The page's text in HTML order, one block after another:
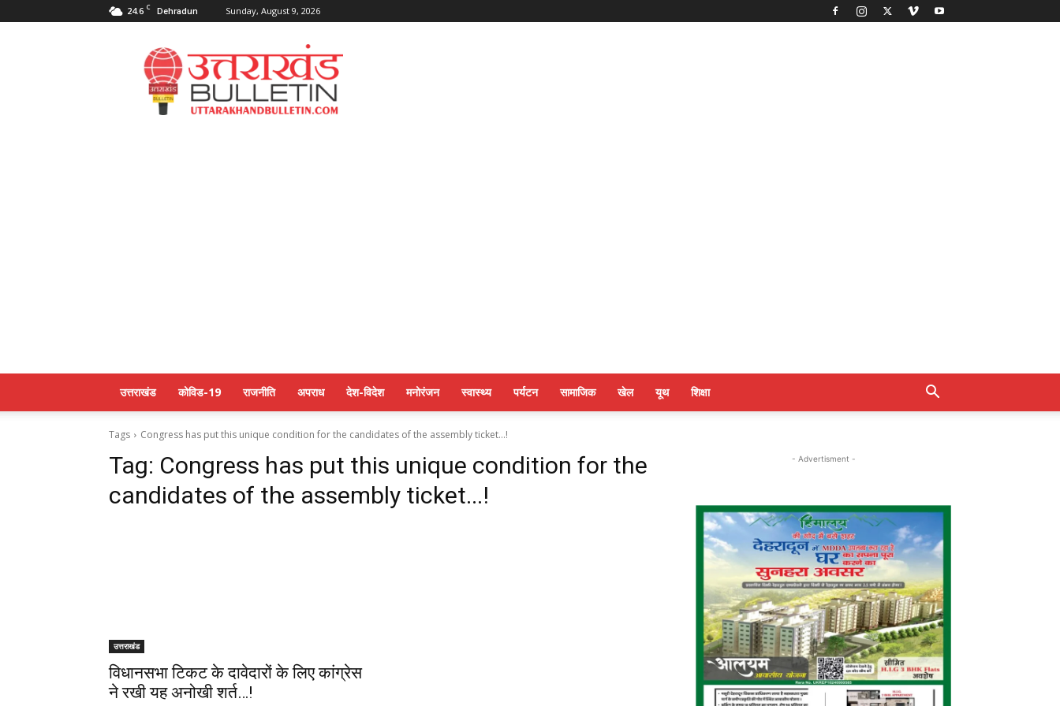
24.6 C Dehradun Sunday, August 9, 2026
Uttarakahnd
Bulletin
उत्तराखंड कोविड-19 राजनीति अपराध देश-विदेश मनोरंजन स्वास्थ्य पर्यटन सामाजिक खेल यूथ शिक्षा
Tags Congress has put this unique condition for the candidates of the assembly ticket...!
Tag: Congress has put this unique condition for the
candidates of the assembly ticket...!
उत्तराखंड
विधानसभा टिकट के दावेदारों के लिए कांग्रेस
ने रखी यह अनोखी शर्त…!
- Advertisment -